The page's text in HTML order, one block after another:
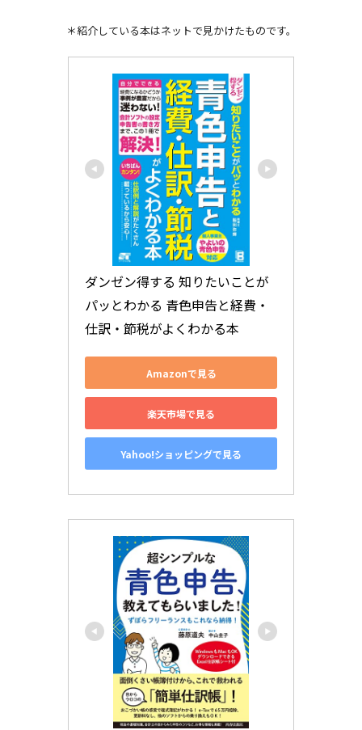
＊紹介している本はネットで見かけたものです。
ダンゼン得する 知りたいことが
パッとわかる 青色申告と経費・
仕訳・節税がよくわかる本
Amazonで見る
楽天市場で見る
Yahoo!ショッピングで見る